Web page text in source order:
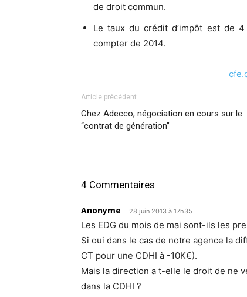
de droit commun.
Le taux du crédit d’impôt est de
compter de 2014.
Article précédent
Chez Adecco, négociation en cours sur le
“contrat de génération”
4 Commentaires
Anonyme 28 juin 2013 à 17h35
Les EDG du mois de mai sont-ils les
Si oui dans le cas de notre agence la
CT pour une CDHI à -10K€).
Mais la direction a t-elle le droit de ne
dans la CDHI ?